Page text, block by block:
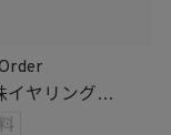
イヤリング